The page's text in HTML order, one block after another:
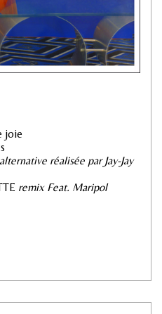
joie
réalisée par Jay-Jay
remix Feat. Maripol